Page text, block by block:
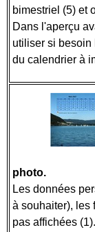
bimestriel (5) et
Dans l'aperçu
utiliser si
du calendrier à
photo.
Les données
à souhaiter), les
pas affichées (1).